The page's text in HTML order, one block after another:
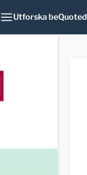
Utforska beQuoted